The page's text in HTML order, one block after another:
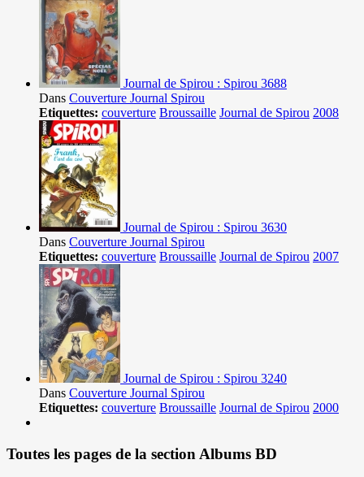
Journal de Spirou : Spirou 3688
Dans Couverture Journal Spirou
Etiquettes: couverture Broussaille Journal de Spirou 2008
Journal de Spirou : Spirou 3630
Dans Couverture Journal Spirou
Etiquettes: couverture Broussaille Journal de Spirou 2007
Journal de Spirou : Spirou 3240
Dans Couverture Journal Spirou
Etiquettes: couverture Broussaille Journal de Spirou 2000
Toutes les pages de la section Albums BD